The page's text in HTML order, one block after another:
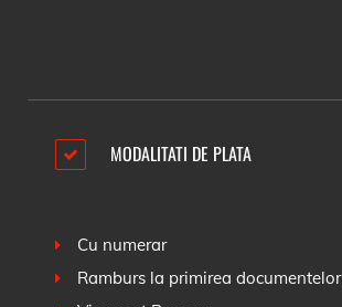
MODALITATI DE PLATA
Cu numerar
Ramburs la primirea documentelor